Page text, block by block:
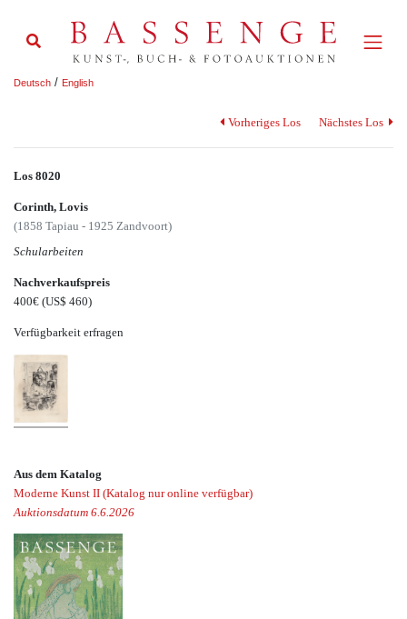
Deutsch / English
Vorheriges Los Nächstes Los
Los 8020
Corinth, Lovis
(1858 Tapiau - 1925 Zandvoort)
Schularbeiten
Nachverkaufspreis
400€ (US$ 460)
Verfügbarkeit erfragen
Aus dem Katalog
Moderne Kunst II (Katalog nur online verfügbar)
Auktionsdatum 6.6.2026